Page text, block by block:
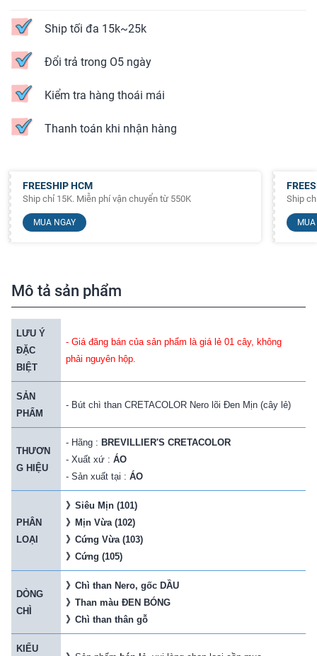
Ship tối đa 15k~25k
Đổi trả trong O5 ngày
Kiểm tra hàng thoái mái
Thanh toán khi nhận hàng
FREESHIP HCM
Ship chỉ 15K. Miễn phí vận chuyển từ 550K
MUA NGAY
Ship
Mô tả sản phẩm
LƯU Ý
ĐẶC
BIỆT
- Giá đăng bán của sản phẩm là giá lẻ 01 cây, không
phải nguyên hộp.
SẢN
PHẨM
- Bút chì than CRETACOLOR Nero lõi Đen Mịn (cây lẻ)
THƯƠN
G HIỆU
- Hãng : BREVILLIER'S CRETACOLOR
- Xuất xứ : ÁO
- Sản xuất tại : ÁO
PHÂN
LOẠI
》 Siêu Mịn (101)
》 Mịn Vừa (102)
》 Cứng Vừa (103)
》 Cứng (105)
DÒNG
CHÌ
》 Chì than Nero, gốc DẦU
》 Than màu ĐEN BÓNG
》 Chì than thân gỗ
KIỂU